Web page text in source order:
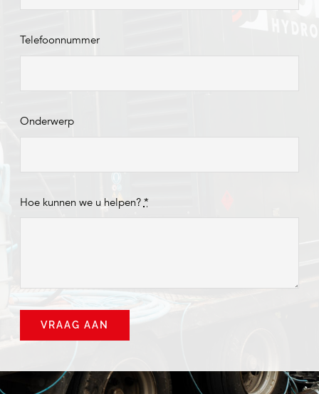
Telefoonnummer
Onderwerp
Hoe kunnen we u helpen? *
VRAAG AAN